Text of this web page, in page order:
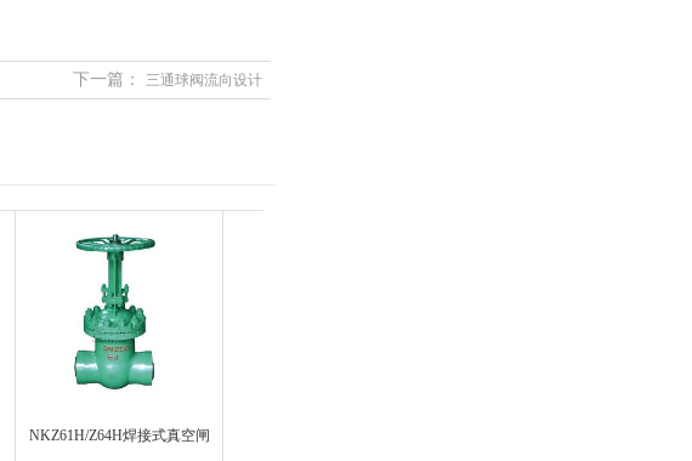
下一篇： 三通球阀流向设计
NKZ61H/Z64H焊接式真空闸